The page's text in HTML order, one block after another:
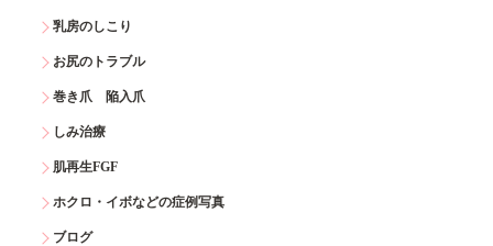
乳房のしこり
お尻のトラブル
巻き爪 陥入爪
しみ治療
肌再生FGF
ホクロ・イボなどの症例写真
ブログ